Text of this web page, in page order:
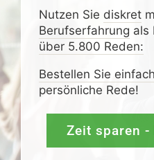
Nutzen Sie diskret
Berufserfahrung als
über 5.800 Reden:
Bestellen Sie einfach
persönliche Rede!
Zeit sparen -